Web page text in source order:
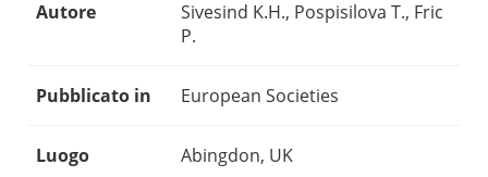
Autore
Sivesind K.H., Pospisilova T., Fric
P.
Pubblicato in European Societies
Luogo Abingdon, UK